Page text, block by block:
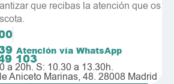
que recibas la atención que os
Atención vía WhatsApp
103
a 20h. S: 10.30 a 13.30h.
Aniceto Marinas, 48. 28008 Madrid